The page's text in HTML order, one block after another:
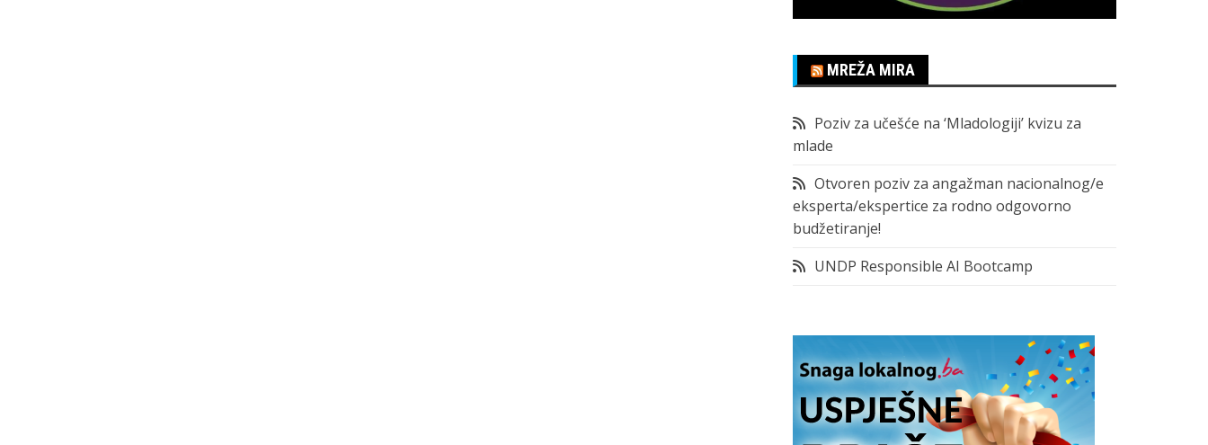
MREŽA MIRA
Poziv za učešće na ‘Mladologiji’ kvizu za
mlade
Otvoren poziv za angažman nacionalnog/e
eksperta/ekspertice za rodno odgovorno
budžetiranje!
UNDP Responsible AI Bootcamp